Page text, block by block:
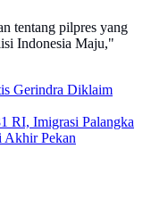
tentang pilpres yang
Indonesia Maju,"
Gerindra Diklaim
RI, Imigrasi Palangka
Akhir Pekan